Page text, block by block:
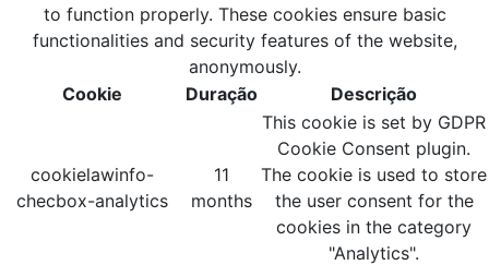
to function properly. These cookies ensure basic
functionalities and security features of the website,
anonymously.
Cookie
Duração Descrição
cookielawinfo-
checbox-analytics
11
months
This cookie is set by GDPR
Cookie Consent plugin.
The cookie is used to store
the user consent for the
cookies in the category
"Analytics".